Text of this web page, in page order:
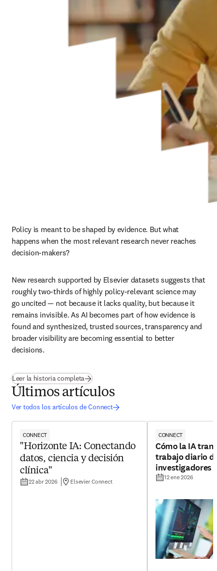
Policy is meant to be shaped by evidence. But what
happens when the most relevant research never reaches
decision-makers?
New research supported by Elsevier datasets suggests that
roughly two-thirds of highly policy-relevant science may
go uncited — not because it lacks quality, but because it
remains invisible. As AI becomes part of how evidence is
found and synthesized, trusted sources, transparency and
broader visibility are becoming essential to better
decisions.
Leer la historia completa(se abre en una nueva pestaña/ventana
Últimos artículos
Ver todos los artículos de Connect
CONNECT
"Horizonte IA: Conectando
datos, ciencia y decisión
clínica"
22 abr 2026 Elsevier Connect
CONNECT
Cómo la IA
trabajo diario
investigadores
12 ene 2026